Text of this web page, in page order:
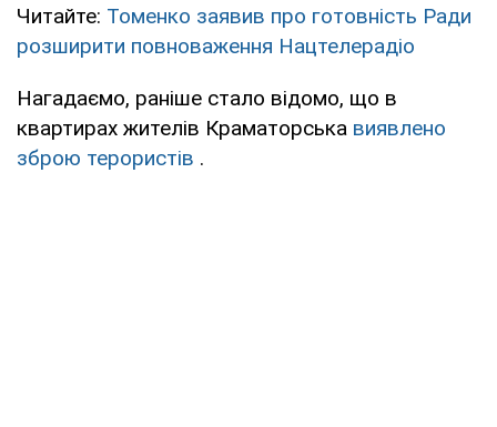
Читайте: Томенко заявив про готовність Ради
розширити повноваження Нацтелерадіо
Нагадаємо, раніше стало відомо, що в
квартирах жителів Краматорська виявлено
зброю терористів .